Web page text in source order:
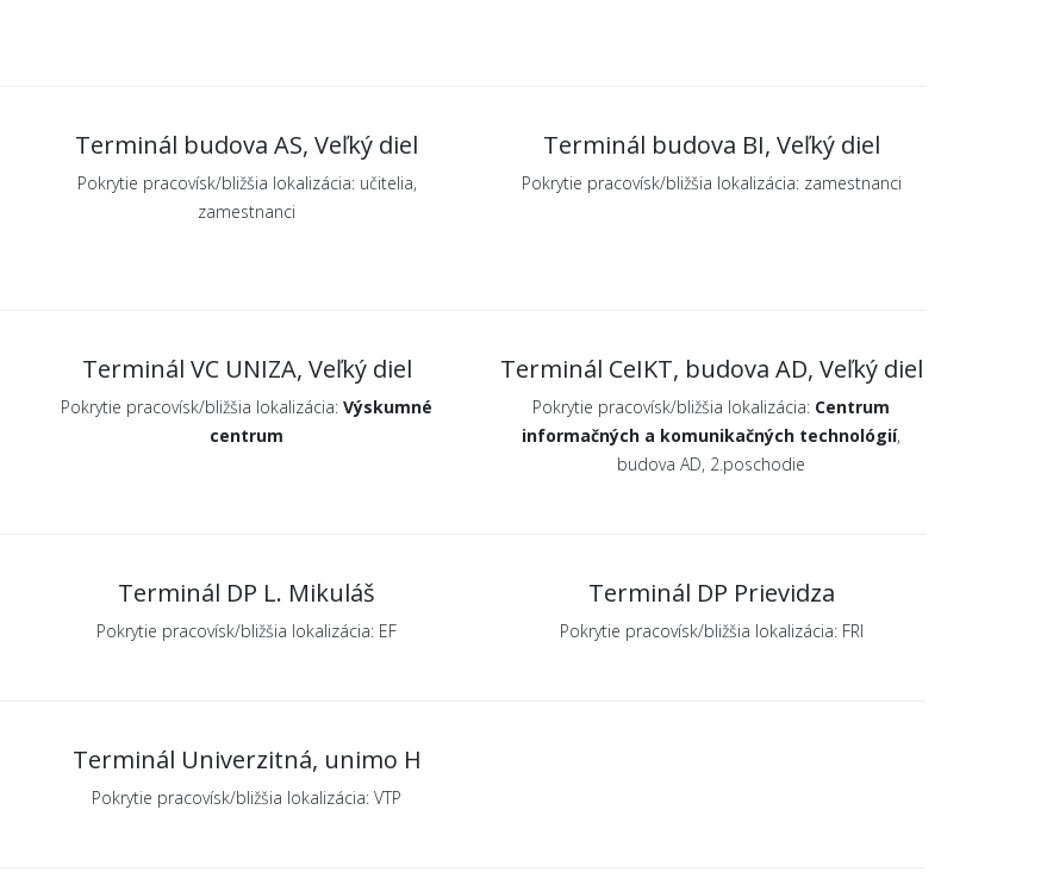
Terminál budova AS, Veľký diel
Pokrytie pracovísk/bližšia lokalizácia: učitelia,
zamestnanci
Terminál budova BI, Veľký diel
Pokrytie pracovísk/bližšia lokalizácia: zamestnanci
Terminál VC UNIZA, Veľký diel
Pokrytie pracovísk/bližšia lokalizácia: Výskumné
centrum
Terminál CeIKT, budova AD, Veľký diel
Pokrytie pracovísk/bližšia lokalizácia: Centrum
informačných a komunikačných technológií,
budova AD, 2.poschodie
Terminál DP L. Mikuláš
Pokrytie pracovísk/bližšia lokalizácia: EF
Terminál DP Prievidza
Pokrytie pracovísk/bližšia lokalizácia: FRI
Terminál Univerzitná, unimo H
Pokrytie pracovísk/bližšia lokalizácia: VTP